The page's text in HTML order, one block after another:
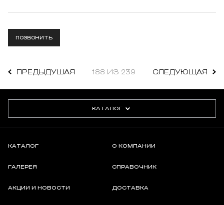
ПОЗВОНИТЬ
ПРЕДЫДУШАЯ 188 ИЗ 239 СЛЕДУЮЩАЯ
КАТАЛОГ
КАТАЛОГ О КОМПАНИИ
ГАЛЕРЕЯ СПРАВОЧНИК
АКЦИИ И НОВОСТИ ДОСТАВКА